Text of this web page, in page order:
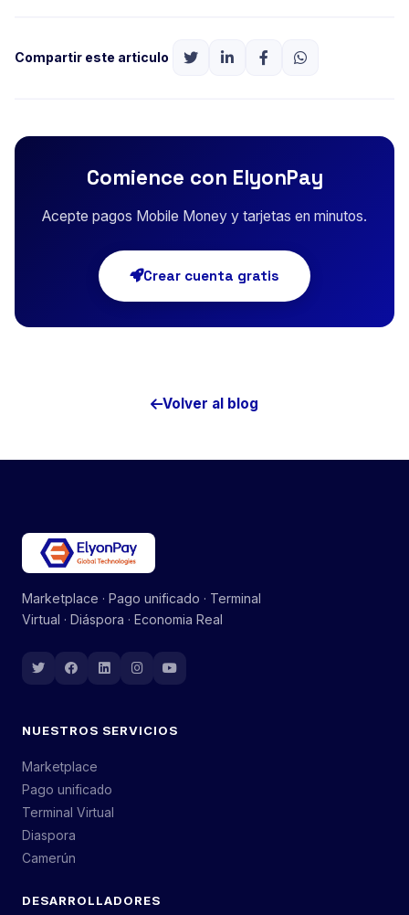
Compartir este articulo
Comience con ElyonPay
Acepte pagos Mobile Money y tarjetas en minutos.
Crear cuenta gratis
Volver al blog
Marketplace · Pago unificado · Terminal
Virtual · Diáspora · Economia Real
NUESTROS SERVICIOS
Marketplace
Pago unificado
Terminal Virtual
Diaspora
Camerún
DESARROLLADORES